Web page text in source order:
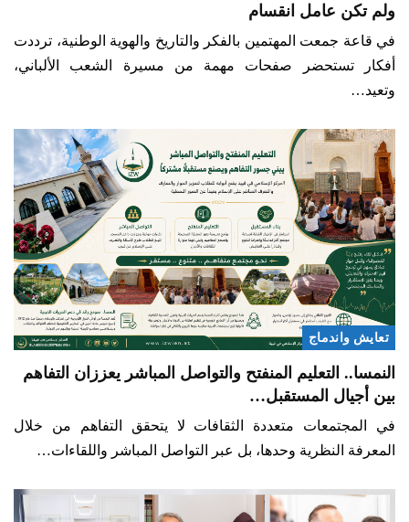
ولم تكن عامل انقسام
في قاعة جمعت المهتمين بالفكر والتاريخ والهوية الوطنية، ترددت
أفكار تستحضر صفحات مهمة من مسيرة الشعب الألباني،
وتعيد…
تعايش واندماج
النمسا.. التعليم المنفتح والتواصل المباشر يعززان التفاهم
بين أجيال المستقبل…
في المجتمعات متعددة الثقافات لا يتحقق التفاهم من خلال
المعرفة النظرية وحدها، بل عبر التواصل المباشر واللقاءات…